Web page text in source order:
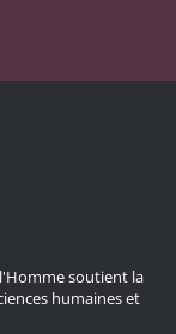
soutient la
humaines et